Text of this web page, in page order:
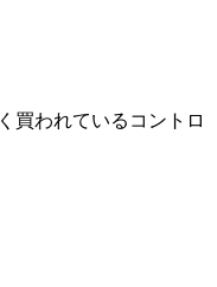
買われているコントロ